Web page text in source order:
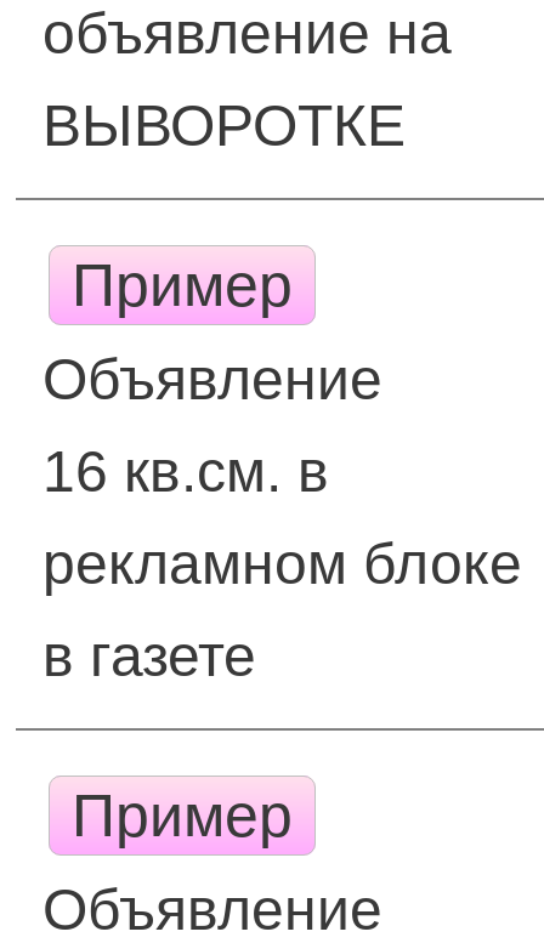
объявление на
ВЫВОРОТКЕ
Пример
Объявление
16 кв.см. в
рекламном блоке
в газете
Пример
Объявление